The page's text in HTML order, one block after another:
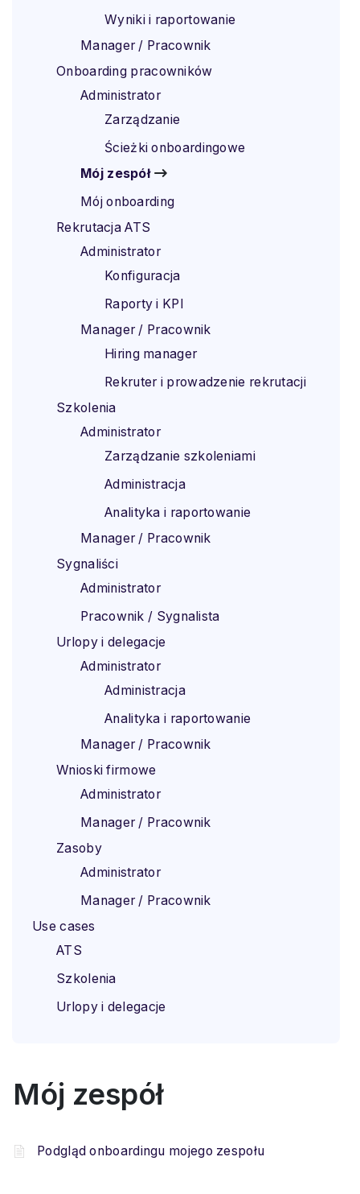
Wyniki i raportowanie
Manager / Pracownik
Onboarding pracowników
Administrator
Zarządzanie
Ścieżki onboardingowe
Mój zespół
Mój onboarding
Rekrutacja ATS
Administrator
Konfiguracja
Raporty i KPI
Manager / Pracownik
Hiring manager
Rekruter i prowadzenie rekrutacji
Szkolenia
Administrator
Zarządzanie szkoleniami
Administracja
Analityka i raportowanie
Manager / Pracownik
Sygnaliści
Administrator
Pracownik / Sygnalista
Urlopy i delegacje
Administrator
Administracja
Analityka i raportowanie
Manager / Pracownik
Wnioski firmowe
Administrator
Manager / Pracownik
Zasoby
Administrator
Manager / Pracownik
Use cases
ATS
Szkolenia
Urlopy i delegacje
Mój zespół
Podgląd onboardingu mojego zespołu